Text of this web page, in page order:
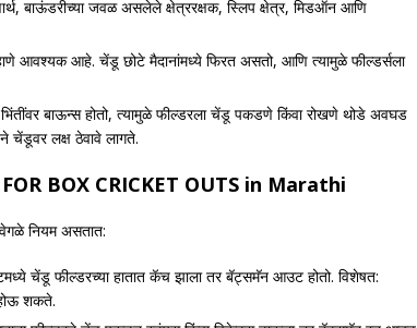
बाऊंडरीच्या जवळ असलेले क्षेत्ररक्षक, स्लिप क्षेत्र, मिडऑन आणि
आवश्यक आहे. चेंडू छोटे मैदानांमध्ये फिरत असतो, आणि त्यामुळे फील्डर्सला
बाऊन्स होतो, त्यामुळे फील्डरला चेंडू पकडणे किंवा रोखणे थोडे अवघड
लक्ष ठेवावे लागते.
BOX CRICKET OUTS in Marathi
नियम असतात:
चेंडू फील्डरच्या हातात कॅच झाला तर बॅट्समॅन आउट होतो. विशेषत:
शकते.